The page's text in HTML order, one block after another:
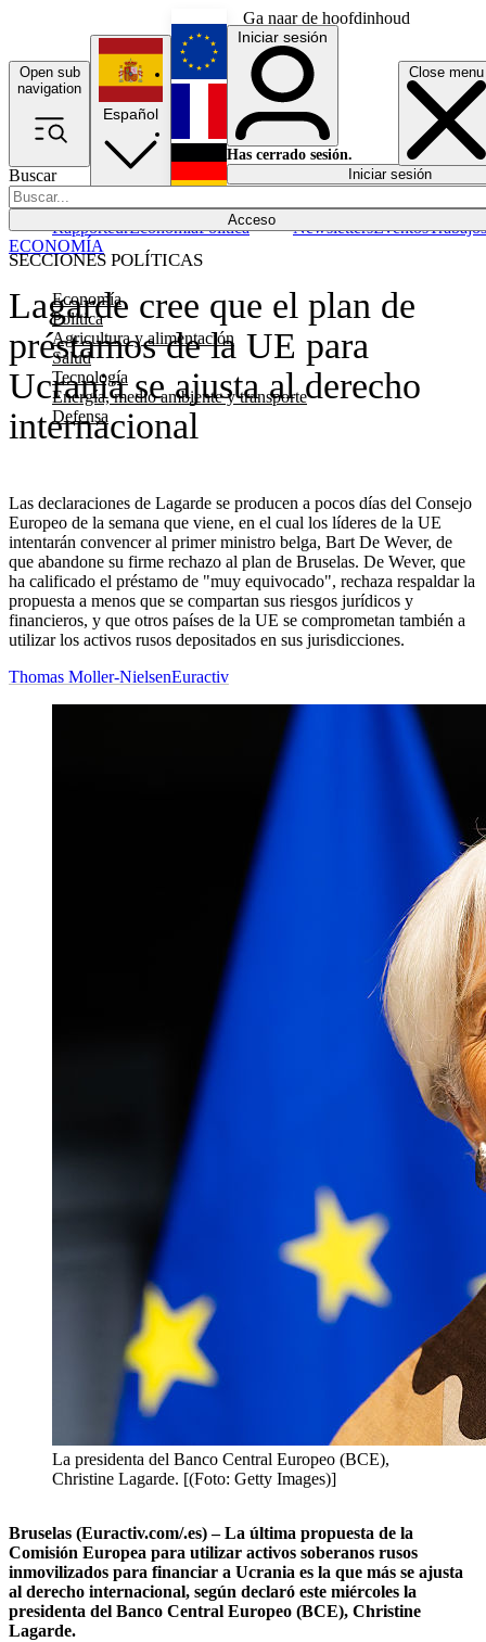
Ga naar de hoofdinhoud
Open sub
navigation
Close menu
Buscar
Acceso
SECCIONES POLÍTICAS
Economía
Política
Agricultura y alimentación
Salud
Tecnología
Energía, medio ambiente y transporte
Defensa
RapporteurEconomíaPolítica NewslettersEventosTrabajos
Español
English
Français
Iniciar sesión
Has cerrado sesión.
Iniciar sesión
Lagarde cree que el plan de
préstamos de la UE para
Ucrania se ajusta al derecho
internacional
Las declaraciones de Lagarde se producen a pocos días del Consejo
Europeo de la semana que viene, en el cual los líderes de la UE
intentarán convencer al primer ministro belga, Bart De Wever, de
que abandone su firme rechazo al plan de Bruselas. De Wever, que
ha calificado el préstamo de "muy equivocado", rechaza respaldar la
propuesta a menos que se compartan sus riesgos jurídicos y
financieros, y que otros países de la UE se comprometan también a
utilizar los activos rusos depositados en sus jurisdicciones.
ECONOMÍA
Thomas Moller-NielsenEuractiv
La presidenta del Banco Central Europeo (BCE),
Christine Lagarde. [(Foto: Getty Images)]
Bruselas (Euractiv.com/.es) – La última propuesta de la
Comisión Europea para utilizar activos soberanos rusos
inmovilizados para financiar a Ucrania es la que más se ajusta
al derecho internacional, según declaró este miércoles la
presidenta del Banco Central Europeo (BCE), Christine
Lagarde.